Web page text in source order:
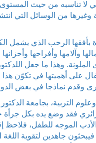
لا تناسبه من حيث المستوى
وغيرها من الوسائل التي
الرحب الذي يشمل
وآلامها وأفراحها
الملونة. وهذا ما جعل
على أهميتها في تكوّن
وقدم نماذجا في بعض
التربية، بجامعة
فقد وضع يده بكل جرأة
الموجه للطفل، فلاحظ
جاهدين لتقوية